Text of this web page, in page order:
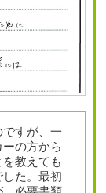
すが、一
の方から
教えても
た。最初